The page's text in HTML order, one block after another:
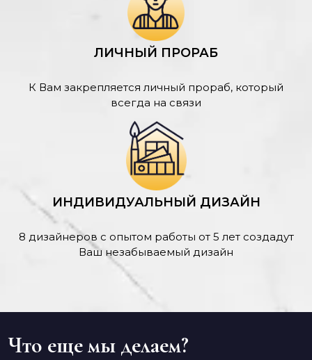
ЛИЧНЫЙ ПРОРАБ
К Вам закрепляется личный прораб, который
всегда на связи
ИНДИВИДУАЛЬНЫЙ ДИЗАЙН
8 дизайнеров с опытом работы от 5 лет создадут
Ваш незабываемый дизайн
Что еще мы делаем?